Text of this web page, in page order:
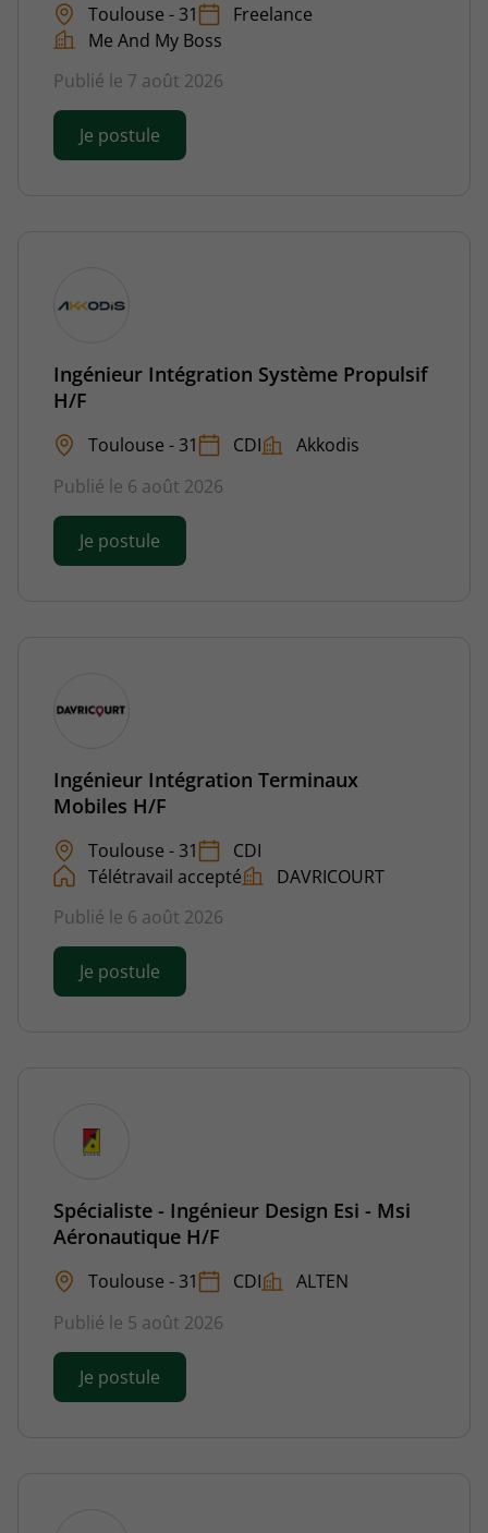
Toulouse - 31
Freelance
Me And My Boss
Publié le 7 août 2026
Je postule
Ingénieur Intégration Système Propulsif
H/F
Toulouse - 31 CDI
Akkodis
Publié le 6 août 2026
Je postule
Ingénieur Intégration Terminaux
Mobiles H/F
Toulouse - 31
CDI
Télétravail accepté
DAVRICOURT
Publié le 6 août 2026
Je postule
Spécialiste - Ingénieur Design Esi - Msi
Aéronautique H/F
Toulouse - 31 CDI
ALTEN
Publié le 5 août 2026
Je postule